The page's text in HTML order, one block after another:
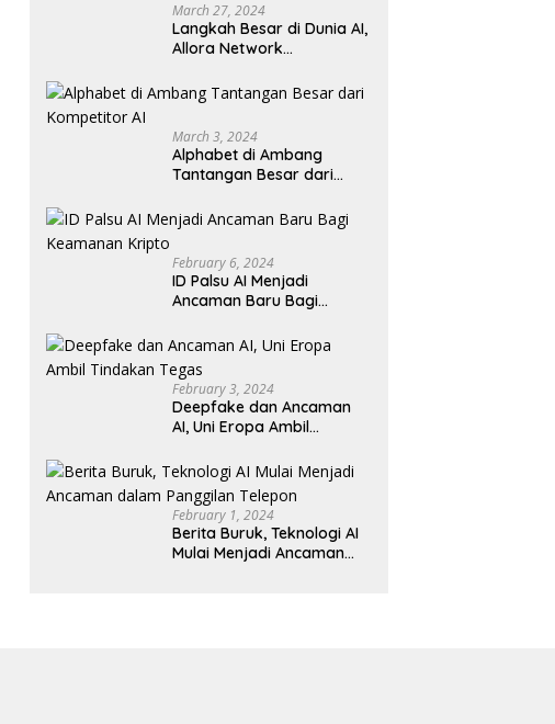
March 27, 2024
Langkah Besar di Dunia AI,
Allora Network
Revolusioner
March 3, 2024
Alphabet di Ambang
Tantangan Besar dari
February 6, 2024
ID Palsu AI Menjadi
Ancaman Baru Bagi
February 3, 2024
Deepfake dan Ancaman
AI, Uni Eropa Ambil
February 1, 2024
Berita Buruk, Teknologi AI
Mulai Menjadi Ancaman